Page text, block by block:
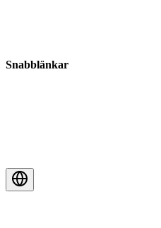
Snabblänkar